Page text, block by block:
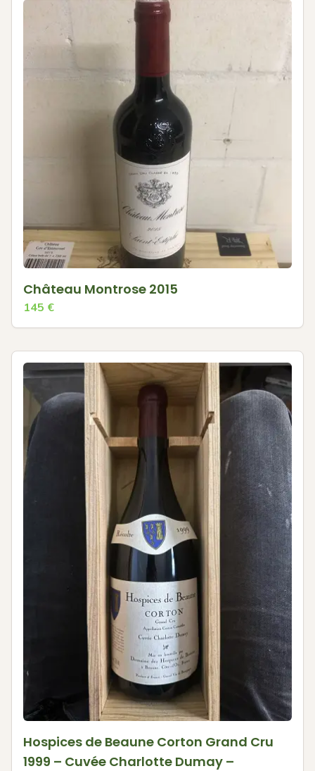
Château Montrose 2015
145 €
Hospices de Beaune Corton Grand Cru
1999 – Cuvée Charlotte Dumay –